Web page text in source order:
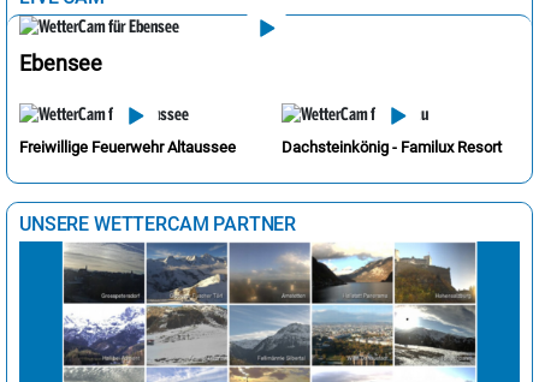
Ebensee
Freiwillige Feuerwehr Altaussee Dachsteinkönig - Familux Resort
UNSERE WETTERCAM PARTNER